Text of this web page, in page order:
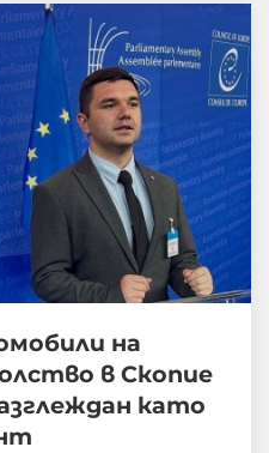
на
в Скопие
като